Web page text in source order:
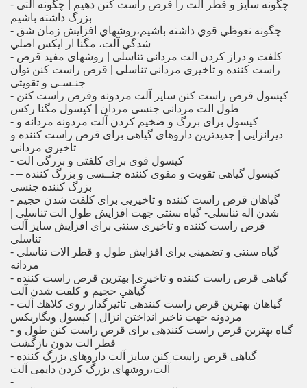
- چگونه سایز و قطر الت را قرص راست کنن دهیم | چگونه آلتی
بزرگ داشته باشیم
- چگونه نعوظي قوي داشته باشيم،روشهاي افزايش زمان شق
شدگي آلت، مگنا ار ايكس اصلي
- کلفت و دراز کردن الت مردانی تناسلی | روشهای مفید قرص
راست کننده و تاخیری مردانی تناسلی | قرص راست کنن توان
جنـسـی و تقویتی
- کپسول قرص راست کنن سایز آلت مردونه وقرص راست کنن
طول الت مردانی جنسی مردان | کپسول مگنا رکس
- کپسول برای بزرگ و ضخیم کردن آلت مردونه مردانه و
دیرانزایی | جدیدترین داروهای گیاهی برای قرص راست کننده و
تاخیری مردانی
- کپسول قوی برای کلفتی و بزرگی الت
- کپسول گیاهی تقویت و مقوی کننده جنــسی و بزرگ کننده –
بزرگ کننده جنسی
- گياهان قرص راست کننده و تاخیریي براي كلفت شدن حجيم
شدن اله تناسلي- گياه سنتي جهت افزايش طول الت تناسلي |
قرص راست کننده و تاخیری سنتي براي افزايش سايز آلت
تناسلي
- گياه سنتي و تضميني براي افزايش طول و قطر الات تناسلي
مردانه
- گياهي قرص راست کننده و تاخیری| بهترین قرص راست کننده
گياهي حجيم و كلفت شدن آلت
- گیاهان بهترین قرص راست کنندهی تاثیرگذار روی كلاهك آلت
مردونه جهت تاخیر انداختن انزال | کپسول ویگاریکس
- گیاه بهترین قرص راست کنندهی برای قرص راست کنن طول و
قطر الت بدون بازگشت
- گیاهی قرص راست کنن سایز آلت داروهای بزرگ کننده
آلت،روشهای بزرگ کردن دایمی آلت
- ‎